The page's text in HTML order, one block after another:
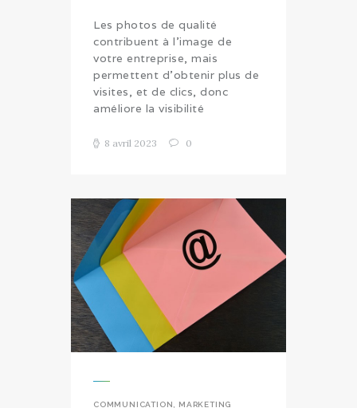
Les photos de qualité
contribuent à l’image de
votre entreprise, mais
permettent d’obtenir plus de
visites, et de clics, donc
améliore la visibilité
8 avril 2023 0
COMMUNICATION, MARKETING